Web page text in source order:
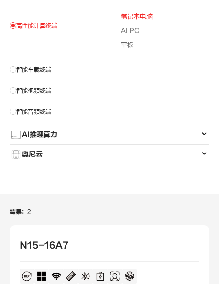
高性能计算终端
笔记本电脑
AI PC
平板
智能车载终端
智能视频终端
智能音频终端
AI推理算力
奥尼云
结果： 2
N15-16A7